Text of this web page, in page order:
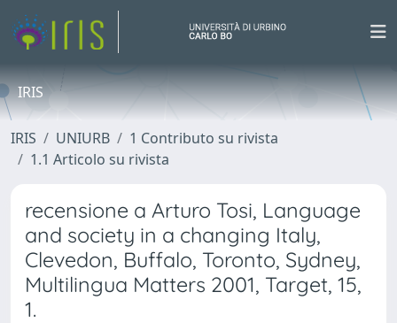
IRIS
IRIS UNIURB
1 Contributo su rivista
1.1 Articolo su rivista
recensione a Arturo Tosi, Language
and society in a changing Italy,
Clevedon, Buffalo, Toronto, Sydney,
Multilingua Matters 2001, Target, 15,
1.